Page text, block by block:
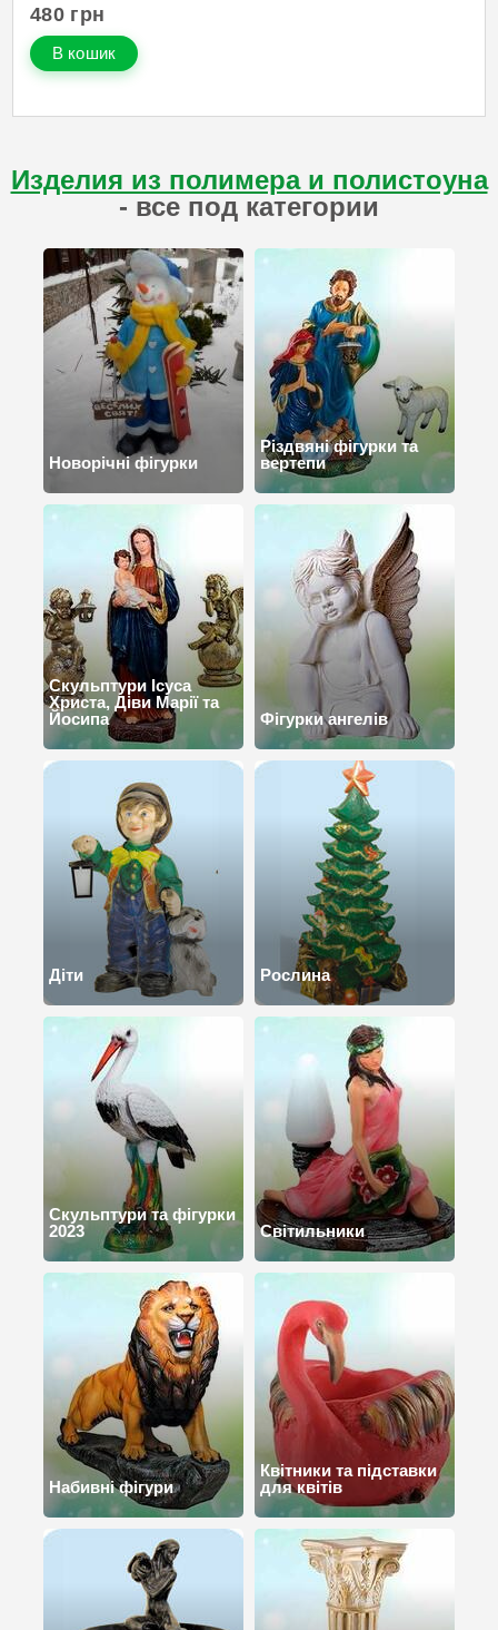
480 грн
В кошик
Изделия из полимера и полистоуна
- все под категории
Новорічні фігурки
Різдвяні фігурки та
вертепи
Скульптури Ісуса
Христа, Діви Марії та
Йосипа
Фігурки ангелів
Діти Рослина
Cкульптури та фігурки
2023
Світильники
Набивні фігури
Квітники та підставки
для квітів